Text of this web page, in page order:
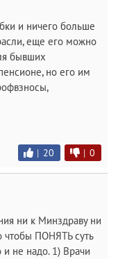
и ничего больше
еще его можно
бывших
но его им
| 20 | 0
ни к Минздраву ни
чтобы ПОНЯТЬ суть
и не надо. 1) Врачи